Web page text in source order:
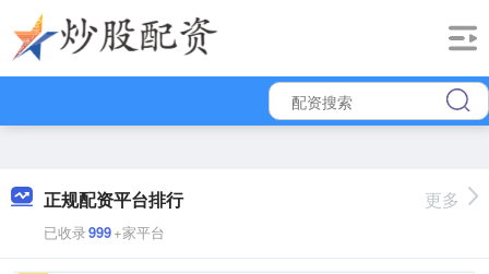
正规配资平台排行
已收录999+家平台
更多